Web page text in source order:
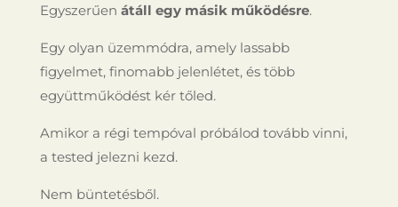
Egyszerűen átáll egy másik működésre.
Egy olyan üzemmódra, amely lassabb
figyelmet, finomabb jelenlétet, és több
együttműködést kér tőled.
Amikor a régi tempóval próbálod tovább vinni,
a tested jelezni kezd.
Nem büntetésből.